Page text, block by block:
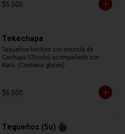
$5.500
Tekechapa
Tequeños hechos con mezcla de
Cachapa (Choclo) acompañado con
Nata. (Contiene gluten)
$6.000
Tequeños (5u)